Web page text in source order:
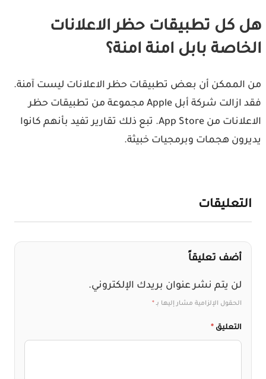
هل كل تطبيقات حظر الاعلانات
الخاصة بابل امنة امنة؟
من الممكن أن بعض تطبيقات حظر الاعلانات ليست آمنة.
فقد ازالت شركة أبل Apple مجموعة من تطبيقات حظر
الاعلانات من App Store. تبع ذلك تقارير تفيد بأنهم كانوا
يديرون هجمات وبرمجيات خبيثة.
التعليقات
أضف تعليقاً
لن يتم نشر عنوان بريدك الإلكتروني.
الحقول الإلزامية مشار إليها بـ*
التعليق *